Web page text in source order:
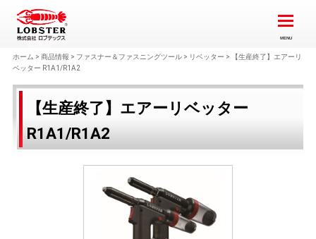
ホーム > 商品情報 > ファスナー＆ファスニングツール> リベッター >
【生産終了】エアーリ
ベッター R1A1/R1A2
【生産終了】エアーリベッター
R1A1/R1A2